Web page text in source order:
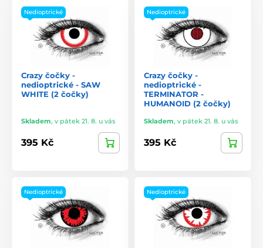
Nedioptrické
Crazy čočky -
nedioptrické - SAW
WHITE (2 čočky)
Skladem, v pátek 21. 8. u vás
395 Kč
Nedioptrické
Crazy čočky -
nedioptrické -
TERMINATOR -
HUMANOID (2 čočky)
Skladem, v pátek 21. 8. u vás
395 Kč
Nedioptrické Nedioptrické